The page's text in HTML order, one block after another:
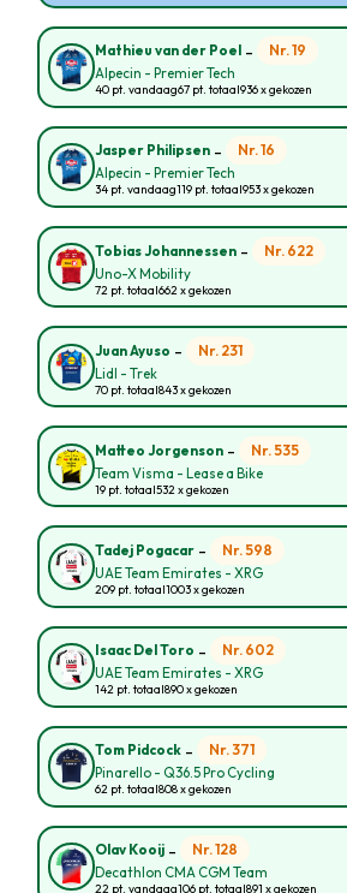
Mathieu van der Poel - Nr. 19
Alpecin - Premier Tech
40 pt. vandaag67 pt. totaal936 x gekozen
Jasper Philipsen - Nr. 16
Alpecin - Premier Tech
34 pt. vandaag119 pt. totaal953 x gekozen
Tobias Johannessen - Nr. 622
Uno-X Mobility
72 pt. totaal662 x gekozen
Juan Ayuso - Nr. 231
Lidl - Trek
70 pt. totaal843 x gekozen
Matteo Jorgenson - Nr. 535
Team Visma - Lease a Bike
19 pt. totaal532 x gekozen
Tadej Pogacar - Nr. 598
UAE Team Emirates - XRG
209 pt. totaal1003 x gekozen
Isaac Del Toro - Nr. 602
UAE Team Emirates - XRG
142 pt. totaal890 x gekozen
Tom Pidcock - Nr. 371
Pinarello - Q36.5 Pro Cycling
62 pt. totaal808 x gekozen
Olav Kooij - Nr. 128
Decathlon CMA CGM Team
22 pt. vandaag106 pt. totaal891 x gekozen